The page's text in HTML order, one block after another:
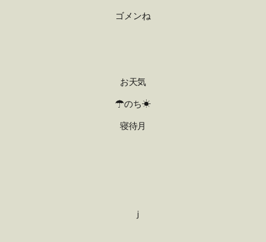
ゴメンね
お天気
☂のち☀
寝待月
ｊ